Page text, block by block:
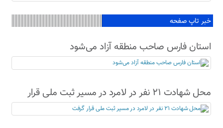
خبر تاپ صفحه
استان فارس صاحب منطقه آزاد می‌شود
محل شهادت ۲۱ نفر در لامرد در مسیر ثبت ملی قرار
گرفت